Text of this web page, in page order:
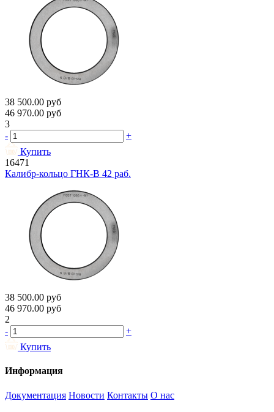
38 500.00 руб
46 970.00 руб
3
-
+
Купить
16471
Калибр-кольцо ГНК-В 42 раб.
38 500.00 руб
46 970.00 руб
2
-
+
Купить
Информация
Документация Новости Контакты О нас